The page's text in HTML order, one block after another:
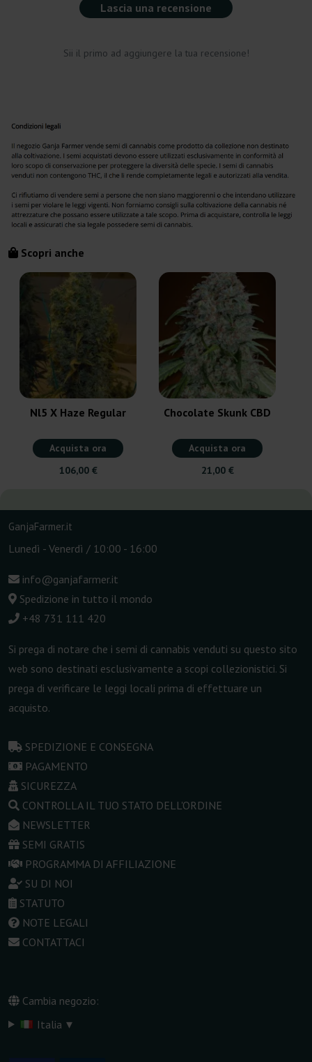
Lascia una recensione
Sii il primo ad aggiungere la tua recensione!
Scopri anche
Nl5 X Haze Regular
Acquista ora
106,00 €
Chocolate Skunk CBD
Acquista ora
21,00 €
GanjaFarmer.it
Lunedì - Venerdì / 10:00 - 16:00
info@ganjafarmer.it
Spedizione in tutto il mondo
+48 731 111 420
Si prega di notare che i semi di cannabis venduti su questo sito
web sono destinati esclusivamente a scopi collezionistici. Si
prega di verificare le leggi locali prima di effettuare un
acquisto.
SPEDIZIONE E CONSEGNA
PAGAMENTO
SICUREZZA
CONTROLLA IL TUO STATO DELL'ORDINE
NEWSLETTER
SEMI GRATIS
PROGRAMMA DI AFFILIAZIONE
SU DI NOI
STATUTO
NOTE LEGALI
CONTATTACI
Cambia negozio:
Italia ▾